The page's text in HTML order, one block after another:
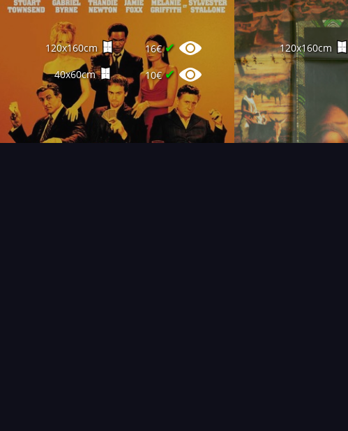
120x160cm 16€✔
40x60cm 10€✔
120x160cm